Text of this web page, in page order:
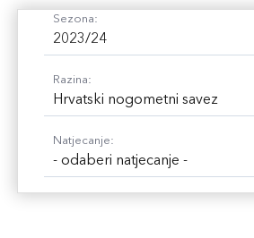
Sezona:
2023/24
Razina:
Hrvatski nogometni savez
Natjecanje:
- odaberi natjecanje -